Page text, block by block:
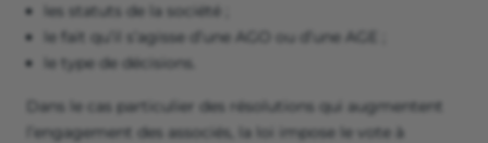
les statuts de la société ;
le fait qu’il s’agisse d’une AGO ou d’une AGE ;
le type de décisions.
Dans le cas particulier des résolutions qui augmentent
l’engagement des associés, la loi impose le vote à